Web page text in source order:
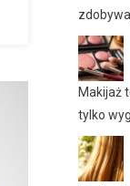
Makijaż
tylko